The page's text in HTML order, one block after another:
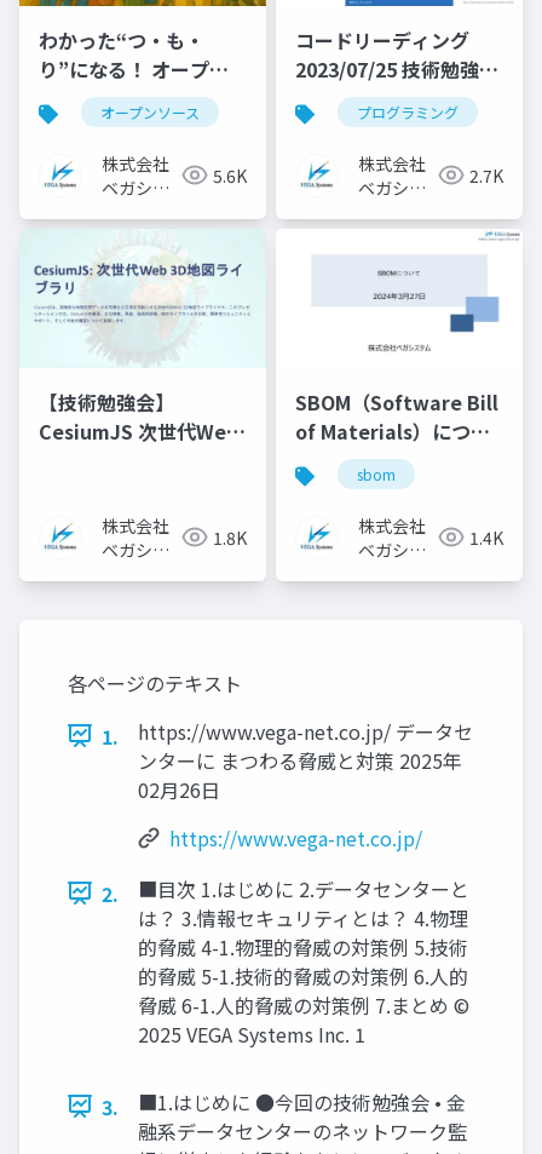
わかった“つ・も・
り”になる！ オープン
ソースのお話
2025/04/24 技術勉強会
資料
オープンソース
株式会社
ベガシス
5.6K
コードリーディング
2023/07/25 技術勉強会
資料
プログラミング
株式会社
ベガシス
2.7K
【技術勉強会】
CesiumJS 次世代Web
資料
株式会社
ベガシス
1.8K
SBOM（Software Bill
of Materials）につい
て 2024/03/27 技術勉
強会発表資料
sbom
株式会社
ベガシス
1.4K
各ページのテキスト
1.
https://www.vega-net.co.jp/ データセ
ンターに まつわる脅威と対策 2025年
02月26日
https://www.vega-net.co.jp/
2.
■目次 1.はじめに 2.データセンターと
は？ 3.情報セキュリティとは？ 4.物理
的脅威 4-1.物理的脅威の対策例 5.技術
的脅威 5-1.技術的脅威の対策例 6.人的
脅威 6-1.人的脅威の対策例 7.まとめ ©
2025 VEGA Systems Inc. 1
3.
■1.はじめに ●今回の技術勉強会 • 金
融系データセンターのネットワーク監